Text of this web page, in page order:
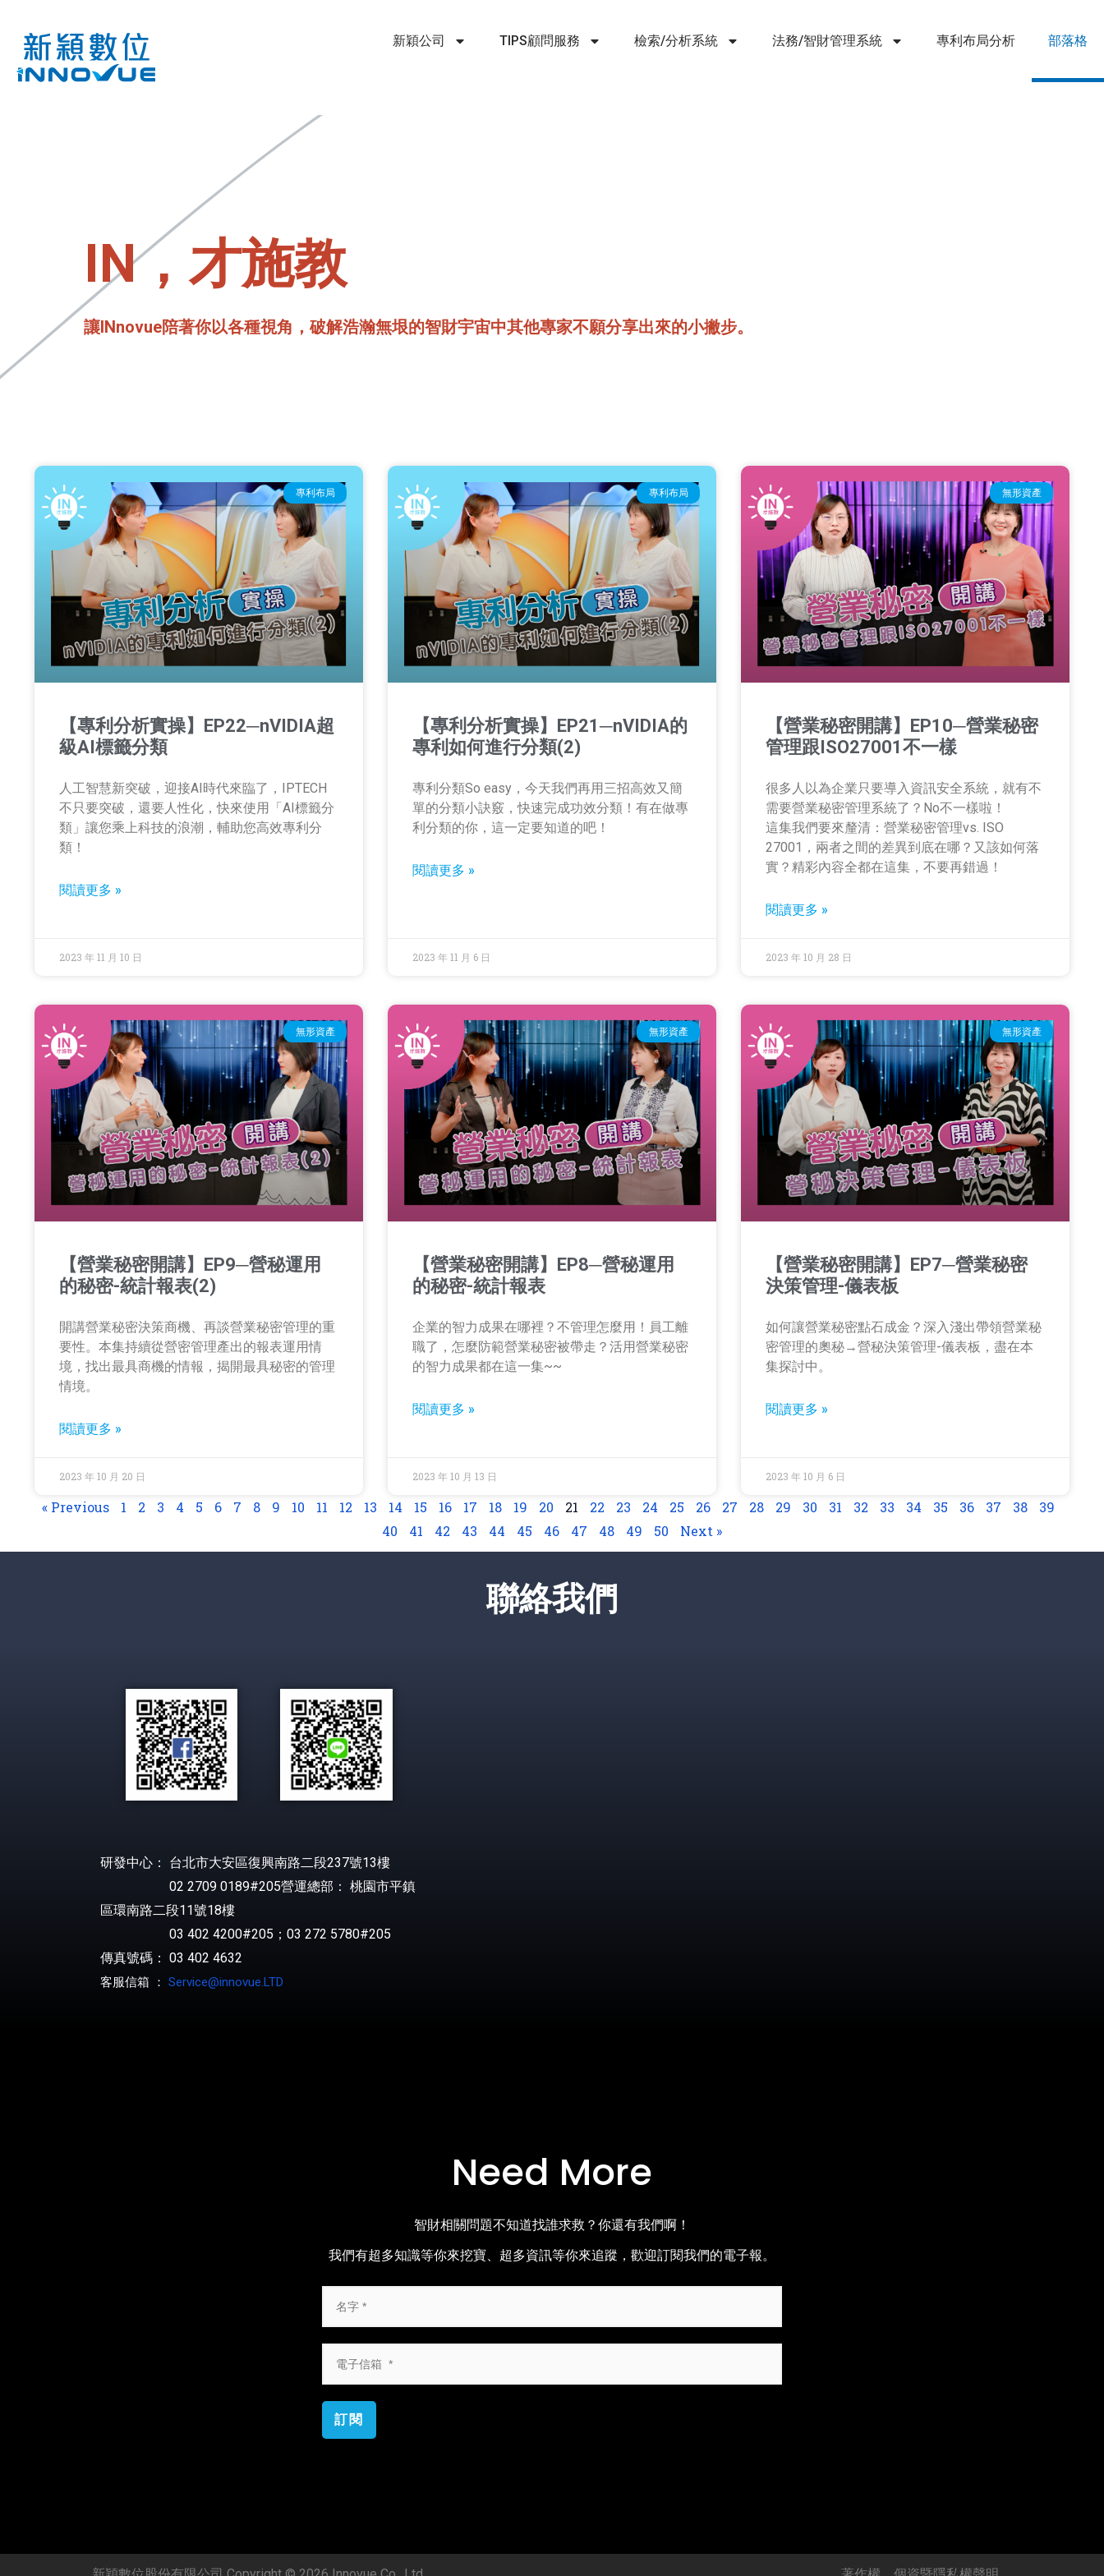
新穎公司 TIPS顧問服務 檢索/分析系統 法務/智財管理系統 專利布局分析 部落格
IN，才施教
讓INnovue陪著你以各種視角，破解浩瀚無垠的智財宇宙中其他專家不願分享出來的小撇步。
專利布局
【專利分析實操】EP22─nVIDIA超
級AI標籤分類
人工智慧新突破，迎接AI時代來臨了，IPTECH
不只要突破，還要人性化，快來使用「AI標籤分
類」讓您乘上科技的浪潮，輔助您高效專利分
類！
閱讀更多 »
2023 年 11 月 10 日
專利布局
【專利分析實操】EP21─nVIDIA的
專利如何進行分類(2)
專利分類So easy，今天我們再用三招高效又簡
單的分類小訣竅，快速完成功效分類！有在做專
利分類的你，這一定要知道的吧！
閱讀更多 »
2023 年 11 月 6 日
無形資產
【營業秘密開講】EP10─營業秘密
管理跟ISO27001不一樣
很多人以為企業只要導入資訊安全系統，就有不
需要營業秘密管理系統了？No不一樣啦！
這集我們要來釐清：營業秘密管理vs. ISO
27001，兩者之間的差異到底在哪？又該如何落
實？精彩內容全都在這集，不要再錯過！
閱讀更多 »
2023 年 10 月 28 日
無形資產
【營業秘密開講】EP9─營秘運用
的秘密-統計報表(2)
開講營業秘密決策商機、再談營業秘密管理的重
要性。本集持續從營密管理產出的報表運用情
境，找出最具商機的情報，揭開最具秘密的管理
情境。
閱讀更多 »
2023 年 10 月 20 日
無形資產
【營業秘密開講】EP8─營秘運用
的秘密-統計報表
企業的智力成果在哪裡？不管理怎麼用！員工離
職了，怎麼防範營業秘密被帶走？活用營業秘密
的智力成果都在這一集~~
閱讀更多 »
2023 年 10 月 13 日
無形資產
【營業秘密開講】EP7─營業秘密
決策管理-儀表板
如何讓營業秘密點石成金？深入淺出帶領營業秘
密管理的奧秘→營秘決策管理-儀表板，盡在本
集探討中。
閱讀更多 »
2023 年 10 月 6 日
« Previous 1 2 3 4 5 6 7 8 9 10 11 12 13 14 15 16 17 18 19 20 21 22 23 24 25 26 27 28 29 30 31 32 33 34 35 36 37 38
39
40
41 42 43 44 45 46 47 48 49 50 Next »
聯絡我們
研發中心： 台北市大安區復興南路二段237號13樓
02 2709 0189#205營運總部： 桃園市平鎮
區環南路二段11號18樓
03 402 4200#205；03 272 5780#205
傳真號碼： 03 402 4632
客服信箱 ： Service@innovue.LTD
Need More
智財相關問題不知道找誰求救？你還有我們啊！
我們有超多知識等你來挖寶、超多資訊等你來追蹤，歡迎訂閱我們的電子報。
訂閱